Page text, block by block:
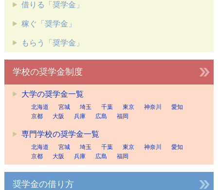
借りる「奨学金」
稼ぐ「奨学金」
もらう「奨学金」
学校の奨学金制度
大学の奨学金一覧
北海道 宮城 埼玉 千葉 東京 神奈川
愛知
京都
大阪 兵庫 広島 福岡
専門学校の奨学金一覧
北海道 宮城 埼玉 千葉 東京 神奈川
愛知
京都
大阪 兵庫 広島 福岡
奨学金の借り方